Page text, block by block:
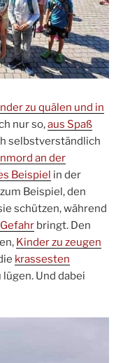
zu quälen und in
nur so,aus Spaß
selbstverständlich
an der
Beispiel in der
Beispiel, den
schützen, während
bringt. Den
Kinder zu zeugen
krassesten
lügen. Und dabei